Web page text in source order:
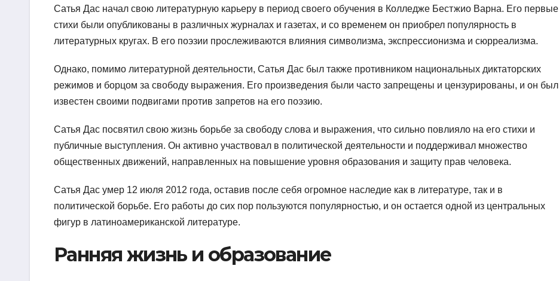
Сатья Дас начал свою литературную карьеру в период своего обучения в Колледже Бестжио Варна. Его первые
стихи были опубликованы в различных журналах и газетах, и со временем он приобрел популярность в
литературных кругах. В его поэзии прослеживаются влияния символизма, экспрессионизма и сюрреализма.
Однако, помимо литературной деятельности, Сатья Дас был также противником национальных диктаторских
режимов и борцом за свободу выражения. Его произведения были часто запрещены и цензурированы, и он был
известен своими подвигами против запретов на его поэзию.
Сатья Дас посвятил свою жизнь борьбе за свободу слова и выражения, что сильно повлияло на его стихи и
публичные выступления. Он активно участвовал в политической деятельности и поддерживал множество
общественных движений, направленных на повышение уровня образования и защиту прав человека.
Сатья Дас умер 12 июля 2012 года, оставив после себя огромное наследие как в литературе, так и в
политической борьбе. Его работы до сих пор пользуются популярностью, и он остается одной из центральных
фигур в латиноамериканской литературе.
Ранняя жизнь и образование